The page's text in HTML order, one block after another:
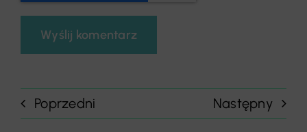
Poprzedni Następny